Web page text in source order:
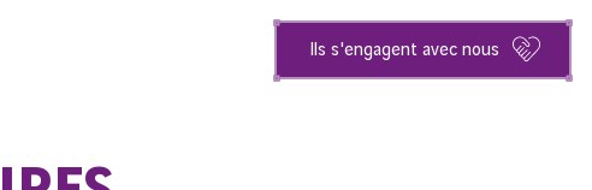
Ils s'engagent avec nous